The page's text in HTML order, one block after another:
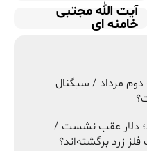
آیت الله مجتبی
خامنه ای
دوم مرداد / سیگنال
دلار عقب نشست /
زرد برگشته‌اند؟